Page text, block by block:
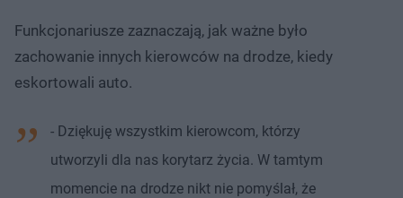
Funkcjonariusze zaznaczają, jak ważne było
zachowanie innych kierowców na drodze, kiedy
eskortowali auto.
- Dziękuję wszystkim kierowcom, którzy
utworzyli dla nas korytarz życia. W tamtym
momencie na drodze nikt nie pomyślał, że